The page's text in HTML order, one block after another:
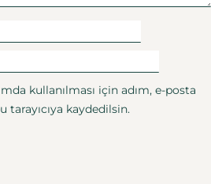
kullanılması için adım, e-posta
kaydedilsin.